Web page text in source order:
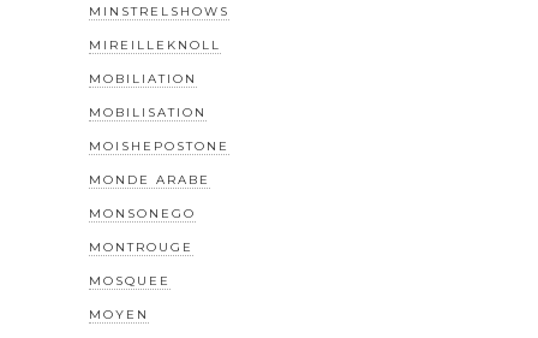
MINSTRELSHOWS
MIREILLEKNOLL
MOBILIATION
MOBILISATION
MOISHEPOSTONE
MONDE ARABE
MONSONEGO
MONTROUGE
MOSQUEE
MOYEN